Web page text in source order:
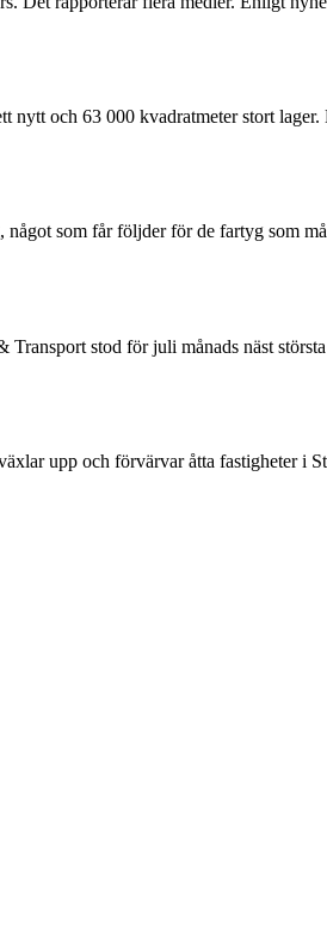
nytt och 63 000 kvadratmeter stort
något som får följder för de fartyg som
Transport stod för juli månads näst
upp och förvärvar åtta fastigheter i